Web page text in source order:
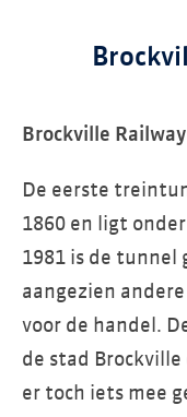
Brockville Railway
De eerste
1860 en ligt
1981 is de tunnel
aangezien
voor de handel.
de stad
er toch iets mee